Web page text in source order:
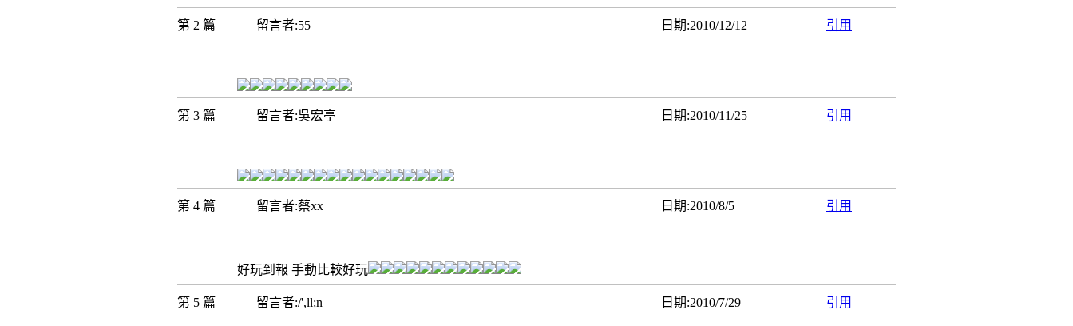
第 2 篇 留言者:55 日期:2010/12/12 引用
第 3 篇 留言者:吳宏亭 日期:2010/11/25 引用
第 4 篇 留言者:蔡xx 日期:2010/8/5 引用
好玩到報 手動比較好玩
第 5 篇 留言者:/',ll;n 日期:2010/7/29 引用